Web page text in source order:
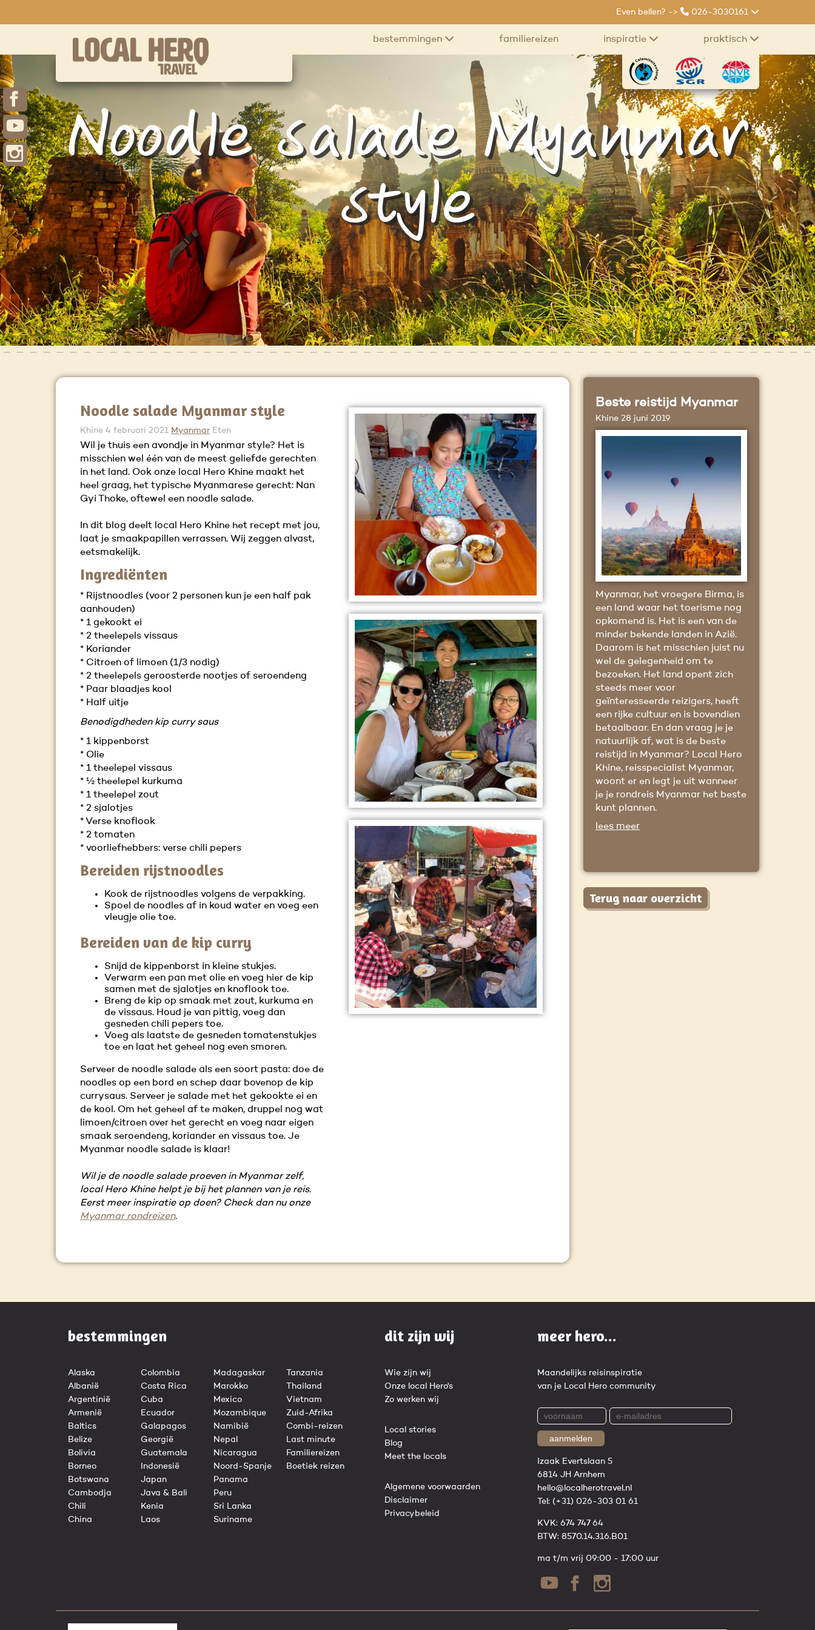
Even bellen? -> 026-3030161
bestemmingen familiereizen inspiratie praktisch
Noodle salade Myanmar
style
Noodle salade Myanmar style
Khine 4 februari 2021 Myanmar Eten
Wil je thuis een avondje in Myanmar style? Het is
misschien wel één van de meest geliefde gerechten
in het land. Ook onze local Hero Khine maakt het
heel graag, het typische Myanmarese gerecht: Nan
Gyi Thoke, oftewel een noodle salade.
In dit blog deelt local Hero Khine het recept met jou,
laat je smaakpapillen verrassen. Wij zeggen alvast,
eetsmakelijk.
Ingrediënten
* Rijstnoodles (voor 2 personen kun je een half pak
aanhouden)
* 1 gekookt ei
* 2 theelepels vissaus
* Koriander
* Citroen of limoen (1/3 nodig)
* 2 theelepels geroosterde nootjes of seroendeng
* Paar blaadjes kool
* Half uitje
Benodigdheden kip curry saus
* 1 kippenborst
* Olie
* 1 theelepel vissaus
* ½ theelepel kurkuma
* 1 theelepel zout
* 2 sjalotjes
* Verse knoflook
* 2 tomaten
* voorliefhebbers: verse chili pepers
Bereiden rijstnoodles
Kook de rijstnoodles volgens de verpakking.
Spoel de noodles af in koud water en voeg een
vleugje olie toe.
Bereiden van de kip curry
Snijd de kippenborst in kleine stukjes.
Verwarm een pan met olie en voeg hier de kip
samen met de sjalotjes en knoflook toe.
Breng de kip op smaak met zout, kurkuma en
de vissaus. Houd je van pittig, voeg dan
gesneden chili pepers toe.
Voeg als laatste de gesneden tomatenstukjes
toe en laat het geheel nog even smoren.
Serveer de noodle salade als een soort pasta: doe de
noodles op een bord en schep daar bovenop de kip
currysaus. Serveer je salade met het gekookte ei en
de kool. Om het geheel af te maken, druppel nog wat
limoen/citroen over het gerecht en voeg naar eigen
smaak seroendeng, koriander en vissaus toe. Je
Myanmar noodle salade is klaar!
Wil je de noodle salade proeven in Myanmar zelf,
local Hero Khine helpt je bij het plannen van je reis.
Eerst meer inspiratie op doen? Check dan nu onze
Myanmar rondreizen.
Beste reistijd Myanmar
Khine 28 juni 2019
Myanmar, het vroegere Birma, is
een land waar het toerisme nog
opkomend is. Het is een van de
minder bekende landen in Azië.
Daarom is het misschien juist nu
wel de gelegenheid om te
bezoeken. Het land opent zich
steeds meer voor
geïnteresseerde reizigers, heeft
een rijke cultuur en is bovendien
betaalbaar. En dan vraag je je
natuurlijk af, wat is de beste
reistijd in Myanmar? Local Hero
Khine, reisspecialist Myanmar,
woont er en legt je uit wanneer
je je rondreis Myanmar het beste
kunt plannen.
lees meer
Terug naar overzicht
bestemmingen
Alaska
Albanië
Argentinië
Armenië
Baltics
Belize
Bolivia
Borneo
Botswana
Cambodja
Chili
China
Colombia
Costa Rica
Cuba
Ecuador
Galapagos
Georgië
Guatemala
Indonesië
Japan
Java & Bali
Kenia
Laos
Madagaskar
Marokko
Mexico
Mozambique
Namibië
Nepal
Nicaragua
Noord-Spanje
Panama
Peru
Sri Lanka
Suriname
Tanzania
Thailand
Vietnam
Zuid-Afrika
Combi-reizen
Last minute
Familiereizen
Boetiek reizen
dit zijn wij
Wie zijn wij
Onze local Hero's
Zo werken wij
Local stories
Blog
Meet the locals
Algemene voorwaarden
Disclaimer
Privacybeleid
meer hero...
Maandelijks reisinspiratie
van je Local Hero community
aanmelden
Izaak Evertslaan 5
6814 JH Arnhem
hello@localherotravel.nl
Tel: (+31) 026-303 01 61
KVK: 674 747 64
BTW: 8570.14.316.B01
ma t/m vrij 09:00 - 17:00 uur